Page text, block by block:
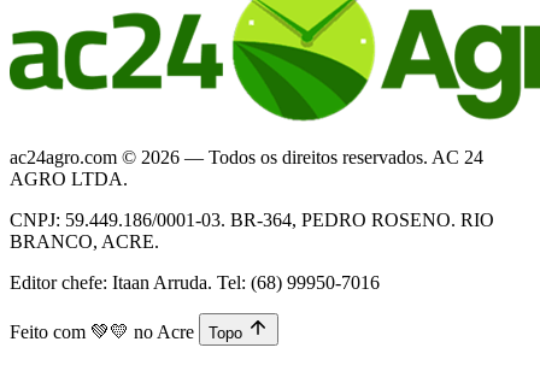
ac24agro.com © 2026 — Todos os direitos reservados. AC 24
AGRO LTDA.
CNPJ: 59.449.186/0001-03. BR-364, PEDRO ROSENO. RIO
BRANCO, ACRE.
Editor chefe: Itaan Arruda. Tel: (68) 99950-7016
Feito com 💚💛 no Acre Topo